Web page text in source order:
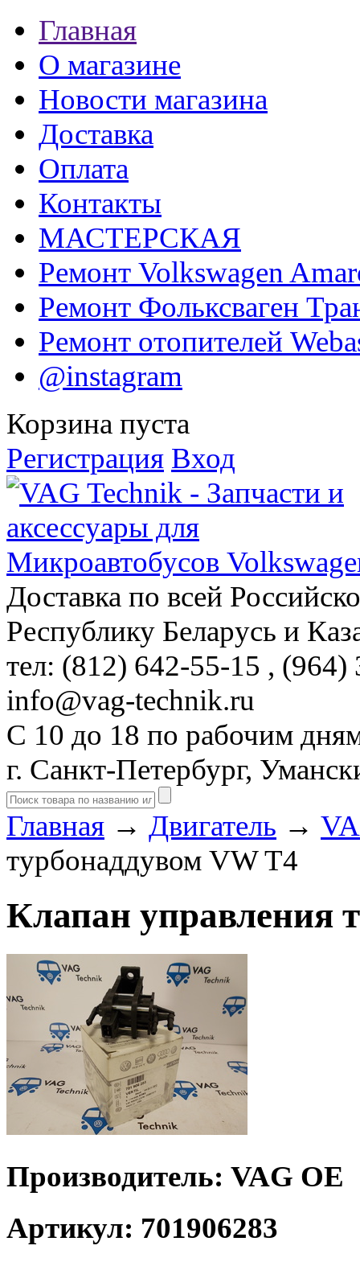
Главная
О магазине
Новости магазина
Доставка
Оплата
Контакты
МАСТЕРСКАЯ
Ремонт Volkswagen
Ремонт Фольксваген
Ремонт отопителей
@instagram
Корзина пуста
Регистрация Вход
Доставка по всей
Республику Беларусь и
тел: (812) 642-55-15 , (964)
info@vag-technik.ru
С 10 до 18 по рабочим
г. Санкт-Петербург,
Главная → Двигатель →
турбонаддувом VW T4
Клапан управления
Производитель: VAG OE
Артикул: 701906283